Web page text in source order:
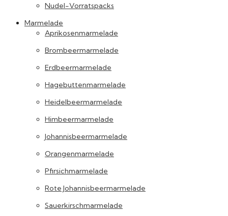
Nudel-Vorratspacks
Marmelade
Aprikosenmarmelade
Brombeermarmelade
Erdbeermarmelade
Hagebuttenmarmelade
Heidelbeermarmelade
Himbeermarmelade
Johannisbeermarmelade
Orangenmarmelade
Pfirsichmarmelade
Rote Johannisbeermarmelade
Sauerkirschmarmelade